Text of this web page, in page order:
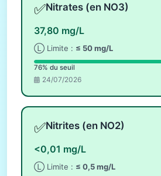
✅Nitrates (en NO3)
37,80 mg/L
Ⓛ Limite : ≤ 50 mg/L
76% du seuil
24/07/2026
✅Nitrites (en NO2)
<0,01 mg/L
Ⓛ Limite : ≤ 0,5 mg/L